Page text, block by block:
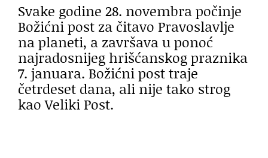
Svake godine 28. novembra počinje
Božićni post za čitavo Pravoslavlje
na planeti, a završava u ponoć
najradosnijeg hrišćanskog praznika
7. januara. Božićni post traje
četrdeset dana, ali nije tako strog
kao Veliki Post.